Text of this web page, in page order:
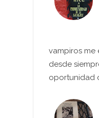
vampiros me
desde
oportunidad